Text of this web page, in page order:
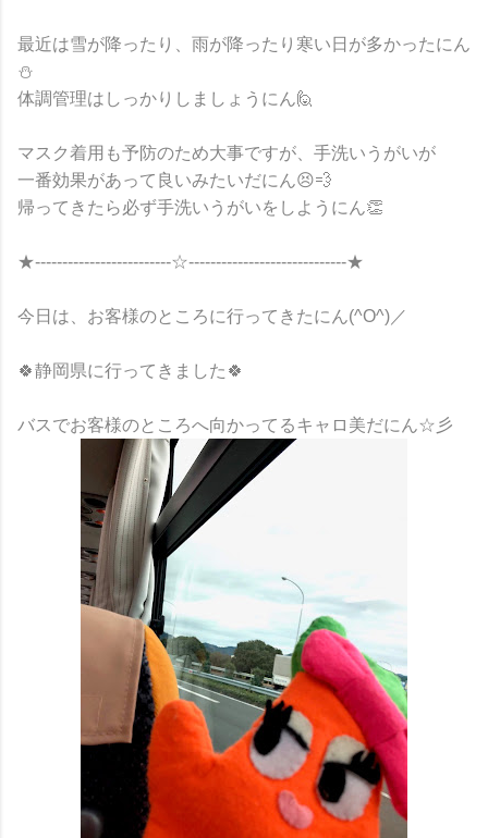
最近は雪が降ったり、雨が降ったり寒い日が多かったにん
⛄
体調管理はしっかりしましょうにん🙋
マスク着用も予防のため大事ですが、手洗いうがいが
一番効果があって良いみたいだにん😣💨
帰ってきたら必ず手洗いうがいをしようにん👏
★-------------------------☆-----------------------------★
今日は、お客様のところに行ってきたにん(^O^)／
🍀静岡県に行ってきました🍀
バスでお客様のところへ向かってるキャロ美だにん☆彡